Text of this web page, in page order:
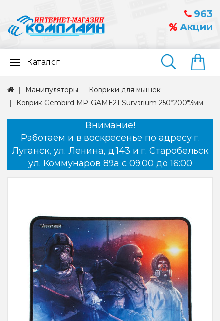
963
Акции
Найти
Каталог
Манипуляторы
Коврики для мышек
Коврик Gembird MP-GAME21 Survarium 250*200*3мм
Внимание!
Работаем и в воскресенье по адресу г.
Луганск, ул. Ленина, д.143 и г. Старобельск
ул. Коммунаров 89а с 09:00 до 16:00